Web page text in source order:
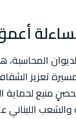
المحاسبة،
تعزيز
منيع
والشعب